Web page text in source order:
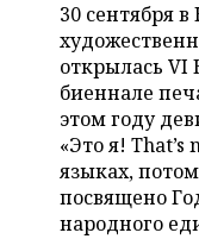
ОТКРЫТАЯ
БАСКЕТБОЛ
ВОЛЕЙБОЛ
КИБЕРСПОРТ
ФИГУРНОЕ
ИСТОРИЯ
КУЛЬТУРА
МЕДИЦИНА
СПРАВОЧНИК
СПИСОК ПЕРСОН
СПИСОК
ПОЛНАЯ ВЕРСИЯ
30 сентября
открылась VI
биеннале
этом году
«Это я! That’s
языках,
посвящено
народного